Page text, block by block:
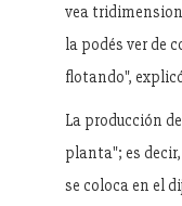
vea
la podés ver de
flotando",
La producción
planta"; es decir,
se coloca en el